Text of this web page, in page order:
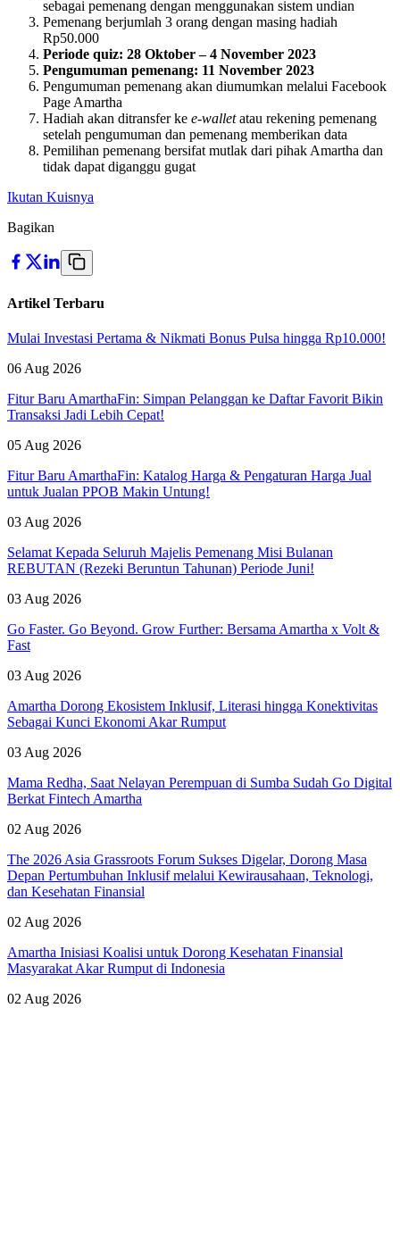
sebagai pemenang dengan menggunakan sistem undian
Pemenang berjumlah 3 orang dengan masing hadiah
Rp50.000
Periode quiz: 28 Oktober – 4 November 2023
Pengumuman pemenang: 11 November 2023
Pengumuman pemenang akan diumumkan melalui Facebook
Page Amartha
Hadiah akan ditransfer ke e-walletatau rekening pemenang
setelah pengumuman dan pemenang memberikan data
Pemilihan pemenang bersifat mutlak dari pihak Amartha dan
tidak dapat diganggu gugat
Ikutan Kuisnya
Bagikan
Artikel Terbaru
Mulai Investasi Pertama & Nikmati Bonus Pulsa hingga Rp10.000!
06 Aug 2026
Fitur Baru AmarthaFin: Simpan Pelanggan ke Daftar Favorit Bikin
Transaksi Jadi Lebih Cepat!
05 Aug 2026
Fitur Baru AmarthaFin: Katalog Harga & Pengaturan Harga Jual
untuk Jualan PPOB Makin Untung!
03 Aug 2026
Selamat Kepada Seluruh Majelis Pemenang Misi Bulanan
REBUTAN (Rezeki Beruntun Tahunan) Periode Juni!
03 Aug 2026
Go Faster. Go Beyond. Grow Further: Bersama Amartha x Volt &
Fast
03 Aug 2026
Amartha Dorong Ekosistem Inklusif, Literasi hingga Konektivitas
Sebagai Kunci Ekonomi Akar Rumput
03 Aug 2026
Mama Redha, Saat Nelayan Perempuan di Sumba Sudah Go Digital
Berkat Fintech Amartha
02 Aug 2026
The 2026 Asia Grassroots Forum Sukses Digelar, Dorong Masa
Depan Pertumbuhan Inklusif melalui Kewirausahaan, Teknologi,
dan Kesehatan Finansial
02 Aug 2026
Amartha Inisiasi Koalisi untuk Dorong Kesehatan Finansial
Masyarakat Akar Rumput di Indonesia
02 Aug 2026